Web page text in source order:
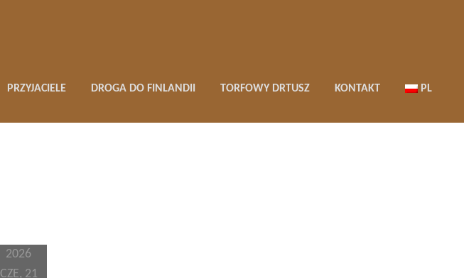
PRZYJACIELE DROGA DO FINLANDII TORFOWY DRTUSZ KONTAKT PL
2026
CZE, 21